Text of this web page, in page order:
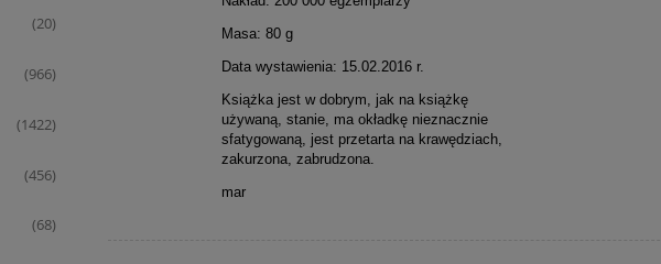
(20)
(966)
(1422)
(456)
(68)
Masa: 80 g
Data wystawienia: 15.02.2016 r.
Książka jest w dobrym, jak na książkę
używaną, stanie, ma okładkę nieznacznie
sfatygowaną, jest przetarta na krawędziach,
zakurzona, zabrudzona.
mar